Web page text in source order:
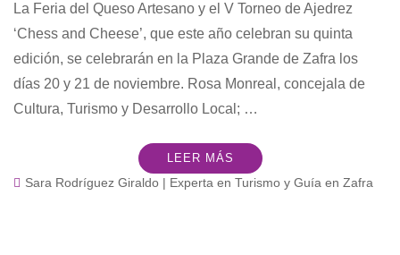
La Feria del Queso Artesano y el V Torneo de Ajedrez
‘Chess and Cheese’, que este año celebran su quinta
edición, se celebrarán en la Plaza Grande de Zafra los
días 20 y 21 de noviembre. Rosa Monreal, concejala de
Cultura, Turismo y Desarrollo Local; …
LEER MÁS
Sara Rodríguez Giraldo | Experta en Turismo y Guía en Zafra